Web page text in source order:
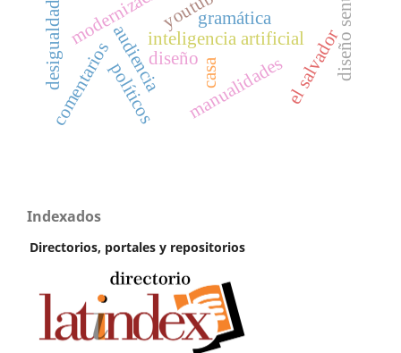
inteligencia artificialel salvador
casa
audiencia
comentarios manualidades
políticos
gramática
diseño
Indexados
Directorios, portales y repositorios